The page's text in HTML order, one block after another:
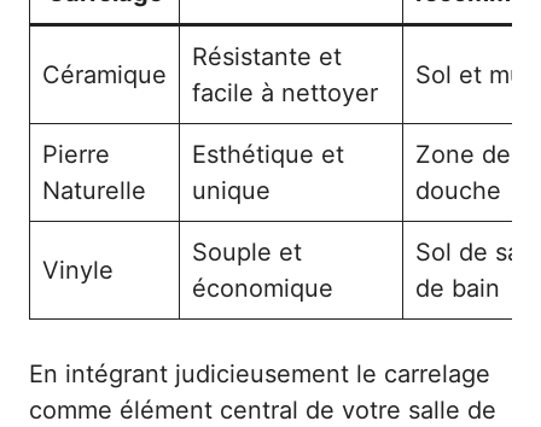
Céramique
Résistante et
facile à nettoyer
Sol et
Pierre
Naturelle
Esthétique et
unique
Zone de
douche
Vinyle
Souple et
économique
Sol de
de bain
En intégrant judicieusement le carrelage
comme élément central de votre salle de